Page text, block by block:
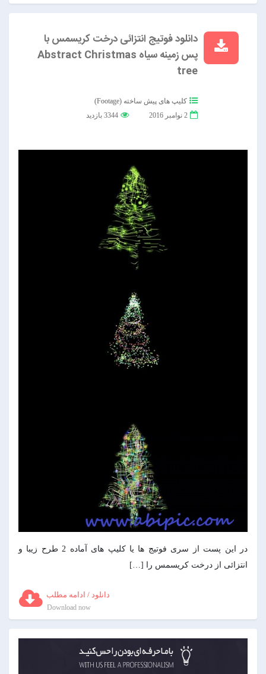
دانلود فوتیج انتزائی درخت کریسمس با
پس زمینه سیاه Abstract Christmas
tree
کلیپ های پیش ساخته (Footage)
2 نوامبر 2016
3344 بازدید
در این پست از سری فوتیج ها یا کلیپ های آماده 2 طرح زیبا و
انتزائی از درخت کریسمس را […]
دانلود / ادامه مطلب
Download now